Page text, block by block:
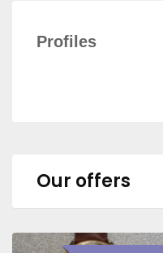
Profiles
Our offers